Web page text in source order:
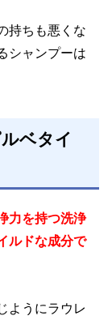
持ちも悪くな
シャンプーは
ベタイ
力を持つ洗浄
ルドな成分で
ようにラウレ